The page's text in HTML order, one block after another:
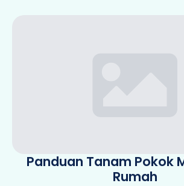
Panduan Tanam Pokok
Rumah